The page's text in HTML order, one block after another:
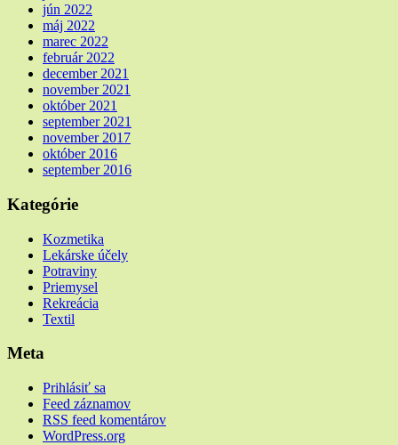
jún 2022
máj 2022
marec 2022
február 2022
december 2021
november 2021
október 2021
september 2021
november 2017
október 2016
september 2016
Kategórie
Kozmetika
Lekárske účely
Potraviny
Priemysel
Rekreácia
Textil
Meta
Prihlásiť sa
Feed záznamov
RSS feed komentárov
WordPress.org